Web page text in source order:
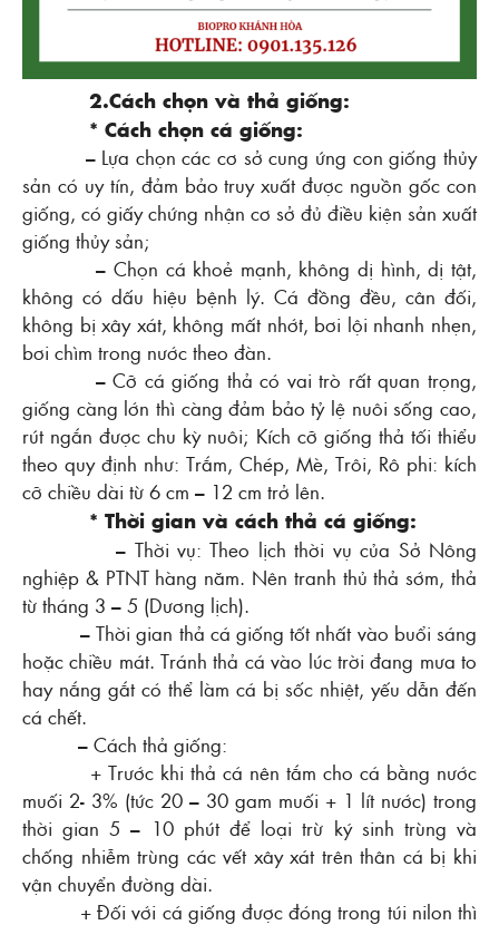
2.Cách chọn và thả giống:
* Cách chọn cá giống:
– Lựa chọn các cơ sở cung ứng con giống thủy
sản có uy tín, đảm bảo truy xuất được nguồn gốc con
giống, có giấy chứng nhận cơ sở đủ điều kiện sản xuất
giống thủy sản;
– Chọn cá khoẻ mạnh, không dị hình, dị tật,
không có dấu hiệu bệnh lý. Cá đồng đều, cân đối,
không bị xây xát, không mất nhớt, bơi lội nhanh nhẹn,
bơi chìm trong nước theo đàn.
– Cỡ cá giống thả có vai trò rất quan trọng,
giống càng lớn thì càng đảm bảo tỷ lệ nuôi sống cao,
rút ngắn được chu kỳ nuôi; Kích cỡ giống thả tối thiểu
theo quy định như: Trắm, Chép, Mè, Trôi, Rô phi: kích
cỡ chiều dài từ 6 cm – 12 cm trở lên.
* Thời gian và cách thả cá giống:
– Thời vụ: Theo lịch thời vụ của Sở Nông
nghiệp & PTNT hàng năm. Nên tranh thủ thả sớm, thả
từ tháng 3 – 5 (Dương lịch).
– Thời gian thả cá giống tốt nhất vào buổi sáng
hoặc chiều mát. Tránh thả cá vào lúc trời đang mưa to
hay nắng gắt có thể làm cá bị sốc nhiệt, yếu dẫn đến
cá chết.
– Cách thả giống:
+ Trước khi thả cá nên tắm cho cá bằng nước
muối 2- 3% (tức 20 – 30 gam muối + 1 lít nước) trong
thời gian 5 – 10 phút để loại trừ ký sinh trùng và
chống nhiễm trùng các vết xây xát trên thân cá bị khi
vận chuyển đường dài.
+ Đối với cá giống được đóng trong túi nilon thì